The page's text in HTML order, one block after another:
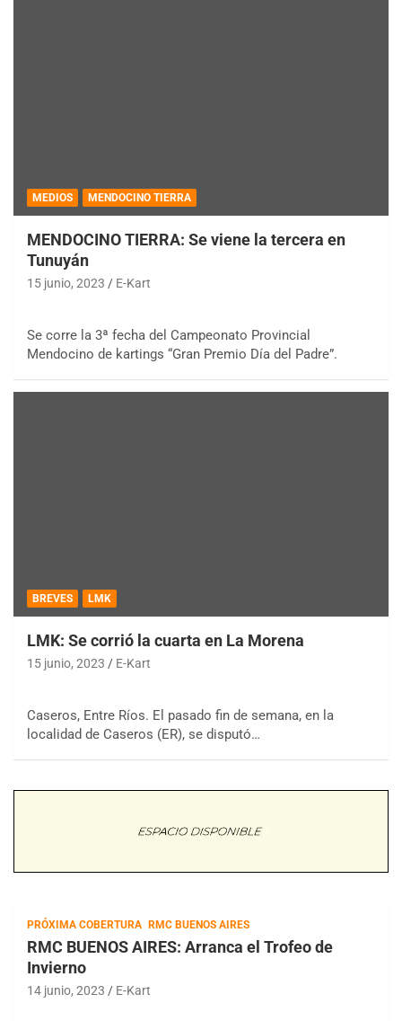
MEDIOS MENDOCINO TIERRA
MENDOCINO TIERRA: Se viene la tercera en
Tunuyán
15 junio, 2023 E-Kart
Se corre la 3ª fecha del Campeonato Provincial
Mendocino de kartings “Gran Premio Día del Padre”.
BREVES LMK
LMK: Se corrió la cuarta en La Morena
15 junio, 2023 E-Kart
Caseros, Entre Ríos. El pasado fin de semana, en la
localidad de Caseros (ER), se disputó…
PRÓXIMA COBERTURA RMC BUENOS AIRES
RMC BUENOS AIRES: Arranca el Trofeo de
Invierno
14 junio, 2023 E-Kart